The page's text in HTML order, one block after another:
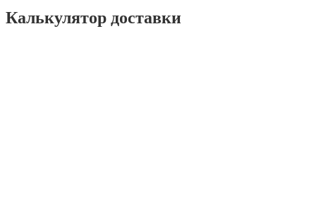
Калькулятор доставки